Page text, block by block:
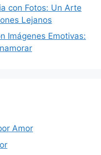
con Fotos: Un Arte
Lejanos
Imágenes Emotivas:
Amor